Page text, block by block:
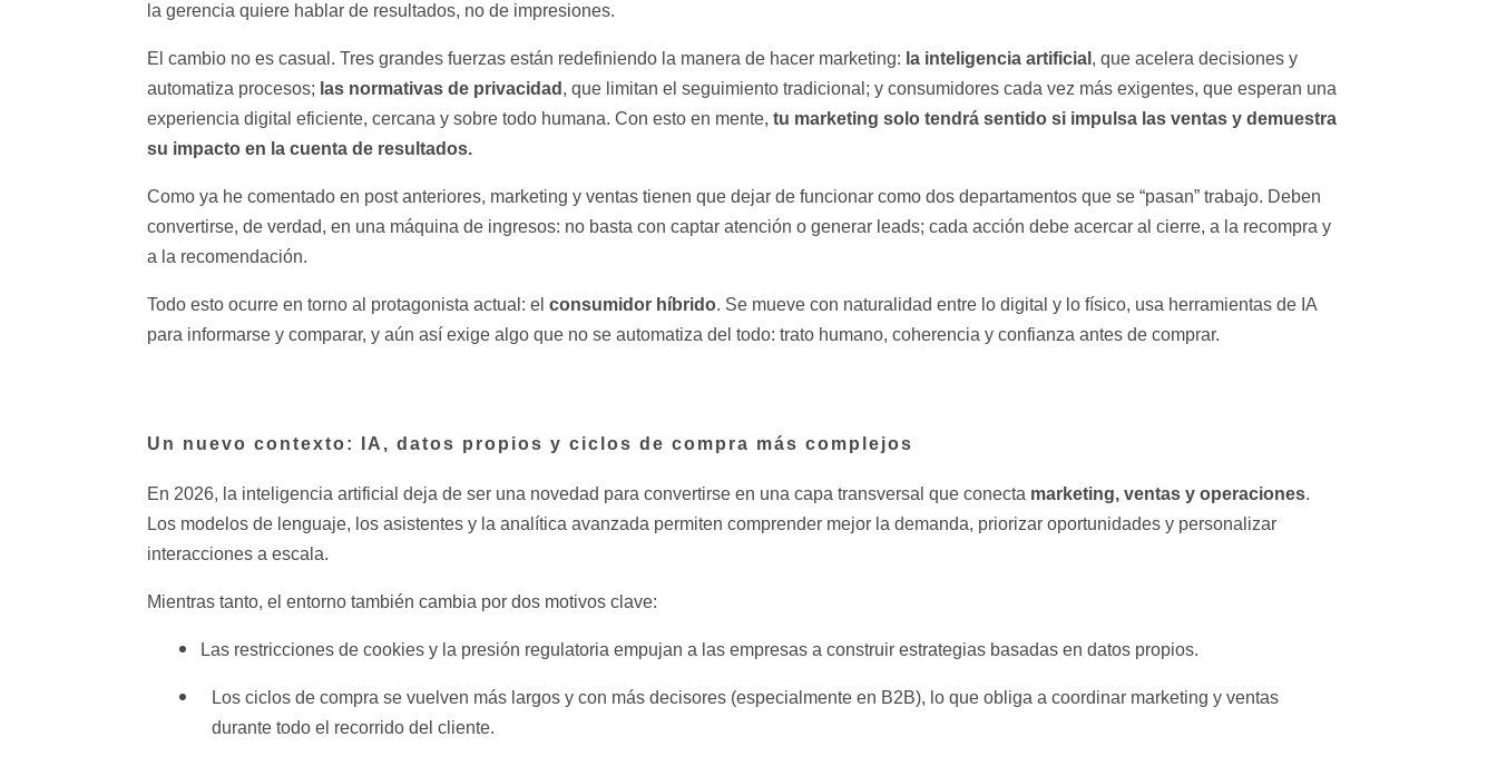
la gerencia quiere hablar de resultados, no de impresiones.
El cambio no es casual. Tres grandes fuerzas están redefiniendo la manera de hacer marketing: la inteligencia artificial, que acelera decisiones y
automatiza procesos; las normativas de privacidad, que limitan el seguimiento tradicional; y consumidores cada vez más exigentes, que esperan una
experiencia digital eficiente, cercana y sobre todo humana. Con esto en mente, tu marketing solo tendrá sentido si impulsa las ventas y demuestra
su impacto en la cuenta de resultados.
Como ya he comentado en post anteriores, marketing y ventas tienen que dejar de funcionar como dos departamentos que se “pasan” trabajo. Deben
convertirse, de verdad, en una máquina de ingresos: no basta con captar atención o generar leads; cada acción debe acercar al cierre, a la recompra y
a la recomendación.
Todo esto ocurre en torno al protagonista actual: el consumidor híbrido. Se mueve con naturalidad entre lo digital y lo físico, usa herramientas de IA
para informarse y comparar, y aún así exige algo que no se automatiza del todo: trato humano, coherencia y confianza antes de comprar.
Un nuevo contexto: IA, datos propios y ciclos de compra más complejos
En 2026, la inteligencia artificial deja de ser una novedad para convertirse en una capa transversal que conecta marketing, ventas y operaciones.
Los modelos de lenguaje, los asistentes y la analítica avanzada permiten comprender mejor la demanda, priorizar oportunidades y personalizar
interacciones a escala.
Mientras tanto, el entorno también cambia por dos motivos clave:
Las restricciones de cookies y la presión regulatoria empujan a las empresas a construir estrategias basadas en datos propios.
Los ciclos de compra se vuelven más largos y con más decisores (especialmente en B2B), lo que obliga a coordinar marketing y ventas
durante todo el recorrido del cliente.